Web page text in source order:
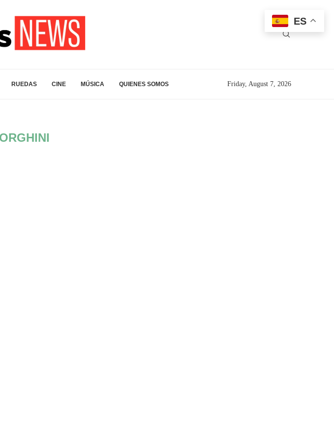
RUEDAS CINE MÚSICA QUIENES SOMOS Friday, August 7, 2026
ES